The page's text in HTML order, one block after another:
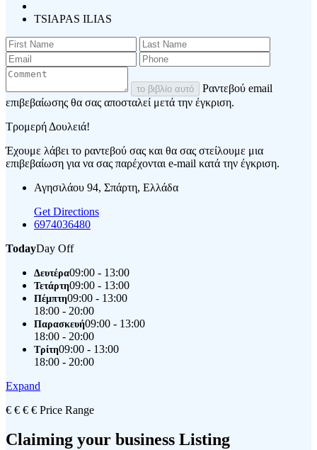
TSIAPAS ILIAS
το βιβλίο αυτό
Ραντεβού email
επιβεβαίωσης θα σας αποσταλεί μετά την έγκριση.
Τρομερή Δουλειά!
Έχουμε λάβει το ραντεβού σας και θα σας στείλουμε μια
επιβεβαίωση για να σας παρέχονται e-mail κατά την έγκριση.
Αγησιλάου 94, Σπάρτη, Ελλάδα
Get Directions
6974036480
TodayDay Off
Δευτέρα09:00 - 13:00
Τετάρτη09:00 - 13:00
Πέμπτη09:00 - 13:00
18:00 - 20:00
Παρασκευή09:00 - 13:00
18:00 - 20:00
Τρίτη09:00 - 13:00
18:00 - 20:00
Expand
€ € € € Price Range
Claiming your business Listing